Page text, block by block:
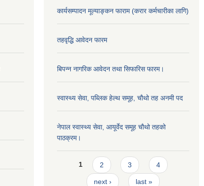
कार्यसम्पादन मूल्याङ्कन फाराम (करार कर्मचारीका लागि)
तहवृद्धि आवेदन फारम
बिपन्‍न नागरिक आवेदन तथा सिफारिस फारम।
स्वास्थ्य सेवा, पब्लिक हेल्‍थ समूह, चौथो तह अनमी पद
नेपाल स्वास्थ्य सेवा, आयूर्वेद समूह चौथो तहको
पाठक्रम।
Pages
1 2 3 4
next › last »